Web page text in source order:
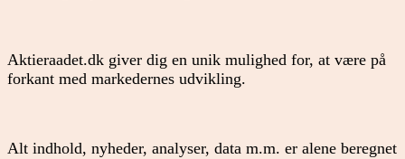
Aktieraadet.dk giver dig en unik mulighed for, at være på
forkant med markedernes udvikling.
Alt indhold, nyheder, analyser, data m.m. er alene beregnet